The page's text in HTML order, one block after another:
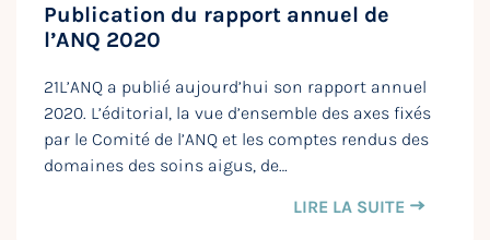
Publication du rapport annuel de
l’ANQ 2020
21L’ANQ a publié aujourd’hui son rapport annuel
2020. L’éditorial, la vue d’ensemble des axes fixés
par le Comité de l’ANQ et les comptes rendus des
domaines des soins aigus, de…
LIRE LA SUITE